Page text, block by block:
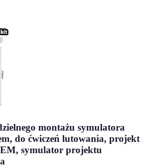
montażu symulatora
do ćwiczeń lutowania, projekt
symulator projektu